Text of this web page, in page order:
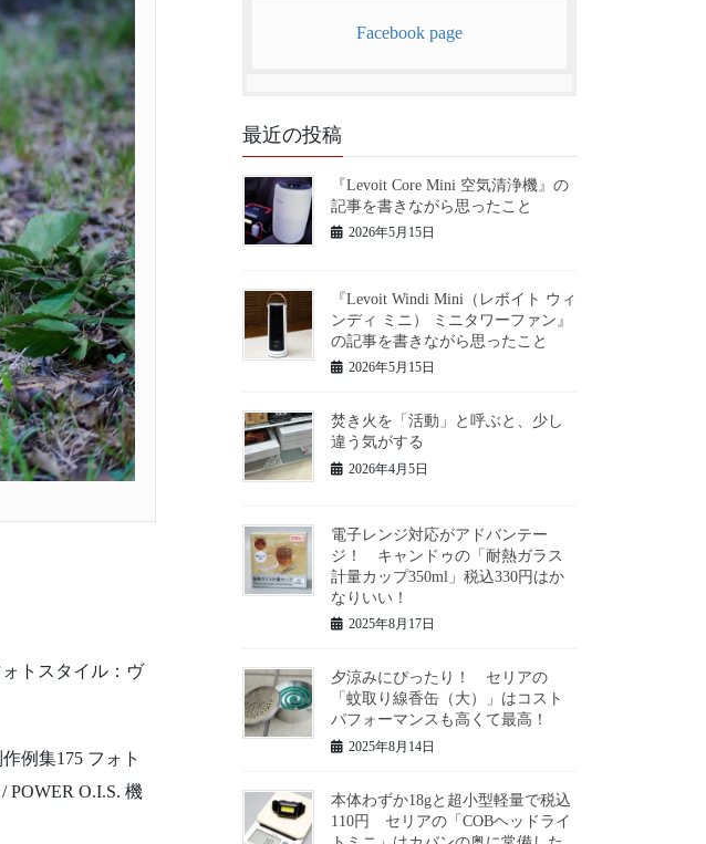
トスタイル：ヴ
例集175 フォト
POWER O.I.S. 機
Facebook page
最近の投稿
『Levoit Core Mini 空気清浄機』の
記事を書きながら思ったこと
2026年5月15日
『Levoit Windi Mini（レボイト ウィ
ンディ ミニ） ミニタワーファン』
の記事を書きながら思ったこと
2026年5月15日
焚き火を「活動」と呼ぶと、少し
違う気がする
2026年4月5日
電子レンジ対応がアドバンテー
ジ！ キャンドゥの「耐熱ガラス
計量カップ350ml」税込330円はか
なりいい！
2025年8月17日
夕涼みにぴったり！ セリアの
「蚊取り線香缶（大）」はコスト
パフォーマンスも高くて最高！
2025年8月14日
本体わずか18gと超小型軽量で税込
110円 セリアの「COBヘッドライ